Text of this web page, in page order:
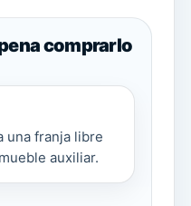
comprarlo
una franja libre
auxiliar.